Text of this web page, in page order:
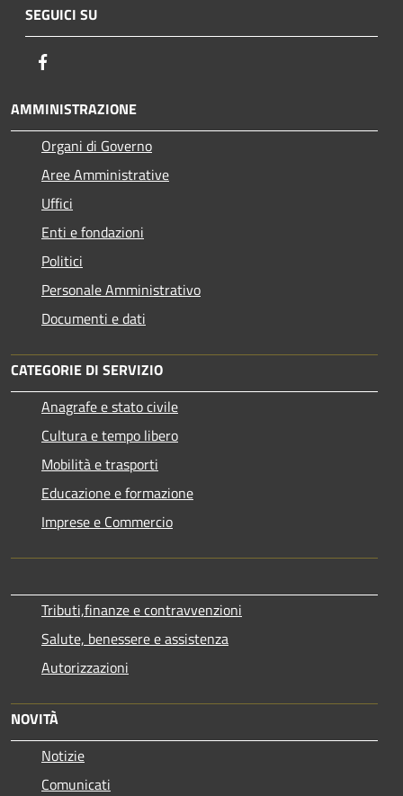
SEGUICI SU
AMMINISTRAZIONE
Organi di Governo
Aree Amministrative
Uffici
Enti e fondazioni
Politici
Personale Amministrativo
Documenti e dati
CATEGORIE DI SERVIZIO
Anagrafe e stato civile
Cultura e tempo libero
Mobilità e trasporti
Educazione e formazione
Imprese e Commercio
Tributi,finanze e contravvenzioni
Salute, benessere e assistenza
Autorizzazioni
NOVITÀ
Notizie
Comunicati